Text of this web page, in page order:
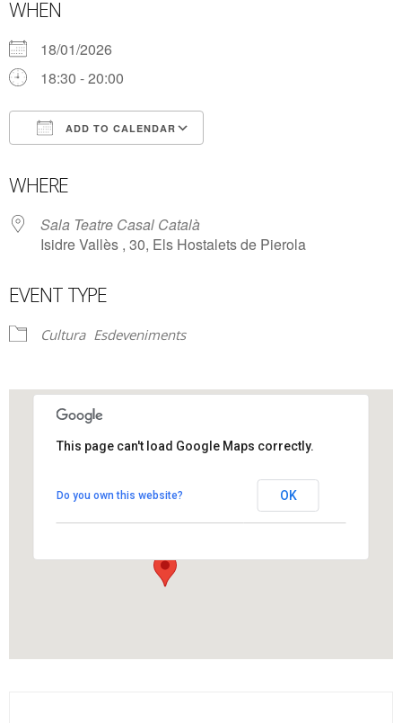
WHEN
18/01/2026
18:30 - 20:00
ADD TO CALENDAR
WHERE
Sala Teatre Casal Català
Isidre Vallès , 30, Els Hostalets de Pierola
EVENT TYPE
Cultura Esdeveniments
Isidre Vallès , 30 - Els Hostalets de Pierola
View Events
This page can't load Google Maps correctly.
Do you own this website? OK